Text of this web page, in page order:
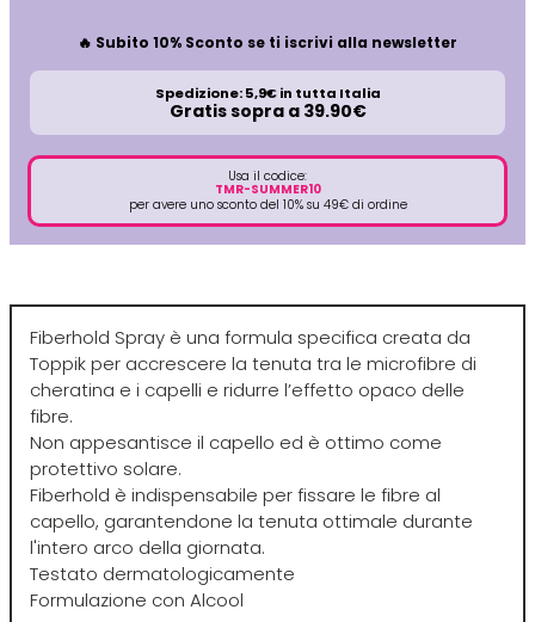
Dr.K Soap CompanyEstas
Estiwell
Eugène Perma
Euro Marbel
Euro Stil
Euromax
F-G-H
FANOLA
I-J-K
🔥 Subito 10% Sconto se ti iscrivi alla newsletter
Spedizione: 5,9€ in tutta Italia
Gratis sopra a 39.90€
Usa il codice:
TMR-SUMMER10
per avere uno sconto del 10% su 49€ di ordine
Fiberhold Spray è una formula specifica creata da
Toppik per accrescere la tenuta tra le microfibre di
cheratina e i capelli e ridurre l’effetto opaco delle
fibre.
Non appesantisce il capello ed è ottimo come
protettivo solare.
Fiberhold è indispensabile per fissare le fibre al
capello, garantendone la tenuta ottimale durante
l'intero arco della giornata.
Testato dermatologicamente
Formulazione con Alcool